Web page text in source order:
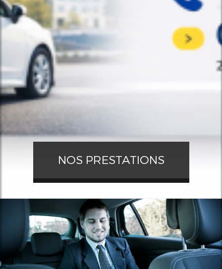
NOS PRESTATIONS